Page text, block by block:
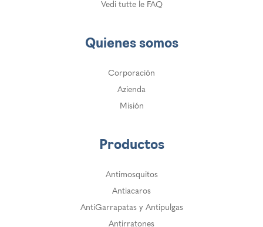
Vedi tutte le FAQ
Quienes somos
Corporación
Azienda
Misión
Productos
Antimosquitos
Antiacaros
AntiGarrapatas y Antipulgas
Antirratones